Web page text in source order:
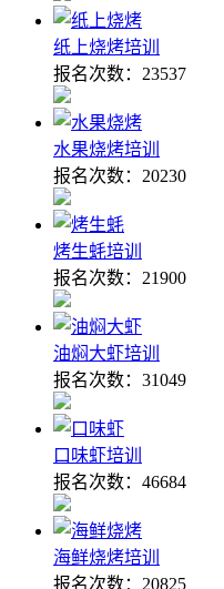
纸上烧烤培训
报名次数： 23537
水果烧烤培训
报名次数： 20230
烤生蚝培训
报名次数： 21900
油焖大虾培训
报名次数： 31049
口味虾培训
报名次数： 46684
海鲜烧烤培训
报名次数： 20825